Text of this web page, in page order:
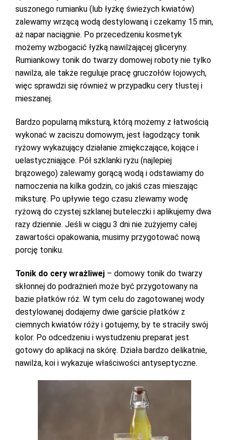
suszonego rumianku (lub łyżkę świeżych kwiatów)
zalewamy wrzącą wodą destylowaną i czekamy 15 min,
aż napar naciągnie. Po przecedzeniu kosmetyk
możemy wzbogacić łyżką nawilżającej gliceryny.
Rumiankowy tonik do twarzy domowej roboty nie tylko
nawilża, ale także reguluje pracę gruczołów łojowych,
więc sprawdzi się również w przypadku cery tłustej i
mieszanej.
Bardzo popularną miksturą, którą możemy z łatwością
wykonać w zaciszu domowym, jest łagodzący tonik
ryżowy wykazujący działanie zmiękczające, kojące i
uelastyczniające. Pół szklanki ryżu (najlepiej
brązowego) zalewamy gorącą wodą i odstawiamy do
namoczenia na kilka godzin, co jakiś czas mieszając
miksturę. Po upływie tego czasu zlewamy wodę
ryżową do czystej szklanej buteleczki i aplikujemy dwa
razy dziennie. Jeśli w ciągu 3 dni nie zużyjemy całej
zawartości opakowania, musimy przygotować nową
porcję toniku.
Tonik do cery wrażliwej – domowy tonik do twarzy
skłonnej do podrażnień może być przygotowany na
bazie płatków róż. W tym celu do zagotowanej wody
destylowanej dodajemy dwie garście płatków z
ciemnych kwiatów róży i gotujemy, by te straciły swój
kolor. Po odcedzeniu i wystudzeniu preparat jest
gotowy do aplikacji na skórę. Działa bardzo delikatnie,
nawilża, koi i wykazuje właściwości antyseptyczne.